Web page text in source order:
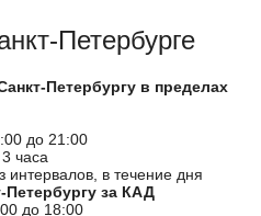
Петербурге
Петербургу в пределах
до 21:00
часа
в течение дня
Петербургу за КАД
до 18:00